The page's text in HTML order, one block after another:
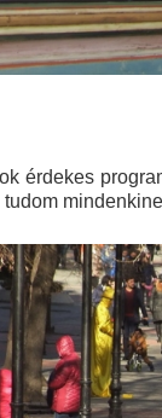
érdekes